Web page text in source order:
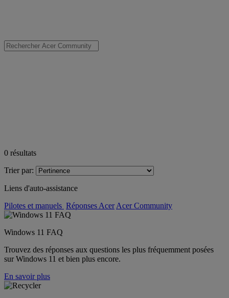
0 résultats
Trier par:
Liens d'auto-assistance
Pilotes et manuels Réponses Acer Acer Community
Windows 11 FAQ
Trouvez des réponses aux questions les plus fréquemment posées
sur Windows 11 et bien plus encore.
En savoir plus